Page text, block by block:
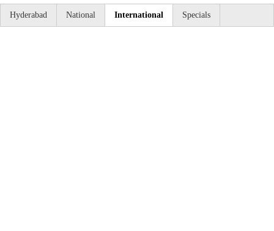
Hyderabad National International Specials